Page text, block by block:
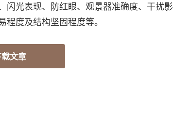
闪光表现、防红眼、观景器准确度、干扰影
程度及结构坚固程度等。
文章